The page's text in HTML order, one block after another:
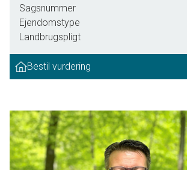
Sagsnummer
Ejendomstype
Landbrugspligt
Bestil vurdering